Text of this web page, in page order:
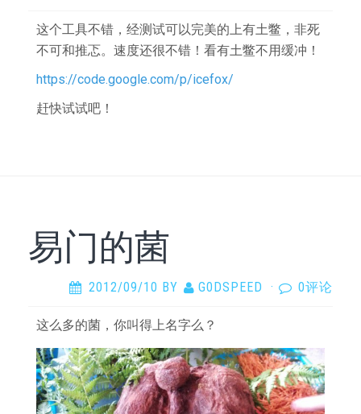
这个工具不错，经测试可以完美的上有土鳖，非死
不可和推忑。速度还很不错！看有土鳖不用缓冲！
https://code.google.com/p/icefox/
赶快试试吧！
易门的菌
2012/09/10 BY G0DSPEED · 0评论
这么多的菌，你叫得上名字么？